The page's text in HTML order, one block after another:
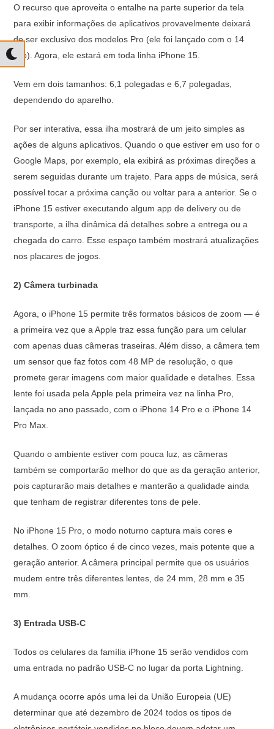
O recurso que aproveita o entalhe na parte superior da tela
para exibir informações de aplicativos provavelmente deixará
de ser exclusivo dos modelos Pro (ele foi lançado com o 14
Pro). Agora, ele estará em toda linha iPhone 15.
Vem em dois tamanhos: 6,1 polegadas e 6,7 polegadas,
dependendo do aparelho.
Por ser interativa, essa ilha mostrará de um jeito simples as
ações de alguns aplicativos. Quando o que estiver em uso for o
Google Maps, por exemplo, ela exibirá as próximas direções a
serem seguidas durante um trajeto. Para apps de música, será
possível tocar a próxima canção ou voltar para a anterior. Se o
iPhone 15 estiver executando algum app de delivery ou de
transporte, a ilha dinâmica dá detalhes sobre a entrega ou a
chegada do carro. Esse espaço também mostrará atualizações
nos placares de jogos.
2) Câmera turbinada
Agora, o iPhone 15 permite três formatos básicos de zoom — é
a primeira vez que a Apple traz essa função para um celular
com apenas duas câmeras traseiras. Além disso, a câmera tem
um sensor que faz fotos com 48 MP de resolução, o que
promete gerar imagens com maior qualidade e detalhes. Essa
lente foi usada pela Apple pela primeira vez na linha Pro,
lançada no ano passado, com o iPhone 14 Pro e o iPhone 14
Pro Max.
Quando o ambiente estiver com pouca luz, as câmeras
também se comportarão melhor do que as da geração anterior,
pois capturarão mais detalhes e manterão a qualidade ainda
que tenham de registrar diferentes tons de pele.
No iPhone 15 Pro, o modo noturno captura mais cores e
detalhes. O zoom óptico é de cinco vezes, mais potente que a
geração anterior. A câmera principal permite que os usuários
mudem entre três diferentes lentes, de 24 mm, 28 mm e 35
mm.
3) Entrada USB-C
Todos os celulares da família iPhone 15 serão vendidos com
uma entrada no padrão USB-C no lugar da porta Lightning.
A mudança ocorre após uma lei da União Europeia (UE)
determinar que até dezembro de 2024 todos os tipos de